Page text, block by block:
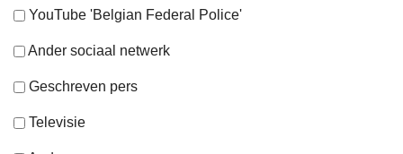
YouTube 'Belgian Federal Police'
Ander sociaal netwerk
Geschreven pers
Televisie